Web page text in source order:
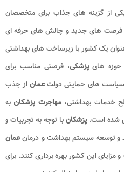
از گزینه های جذاب برای متخصصان
فرصت های جدید و چالش های حرفه ای
یک کشور با زیرساخت های بهداشتی
حوزه هایپزشکی، فرصتی مناسب برای
سیاست های حمایتی دولتعمان از جذب
خدمات بهداشتی،مهاجرت پزشکان به
شده است. پزشکانبا توجه به تجربیات و
توسعه سیستم بهداشت و درمانعمان
این کشور بهره برداری کنند. برای